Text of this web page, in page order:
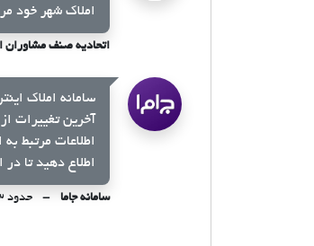
املاک شهر خود
اتحادیه صنف مشاوران
سامانه املاک
آخرین تغییرات
اطلاعات مرتبط
اطلاع دهید تا
سامانه جاما حدود ۳ ساعت از حال